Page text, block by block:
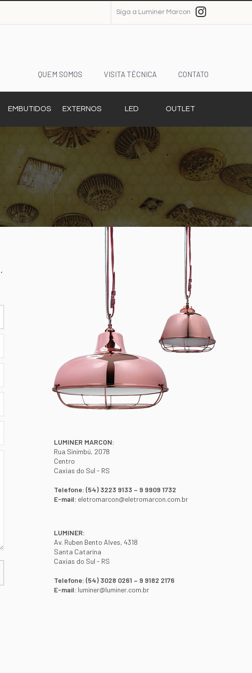
Siga a Luminer Marcon
QUEM SOMOS VISITA TÉCNICA CONTATO
EMBUTIDOS EXTERNOS LED OUTLET
.
LUMINER MARCON:
Rua Sinimbú, 2078
Centro
Caxias do Sul - RS
Telefone: (54) 3223 9133 – 9 9909 1732
E-mail: eletromarcon@eletromarcon.com.br
LUMINER:
Av. Ruben Bento Alves, 4318
Santa Catarina
Caxias do Sul - RS
Telefone: (54) 3028 0261 – 9 9182 2176
E-mail: luminer@luminer.com.br